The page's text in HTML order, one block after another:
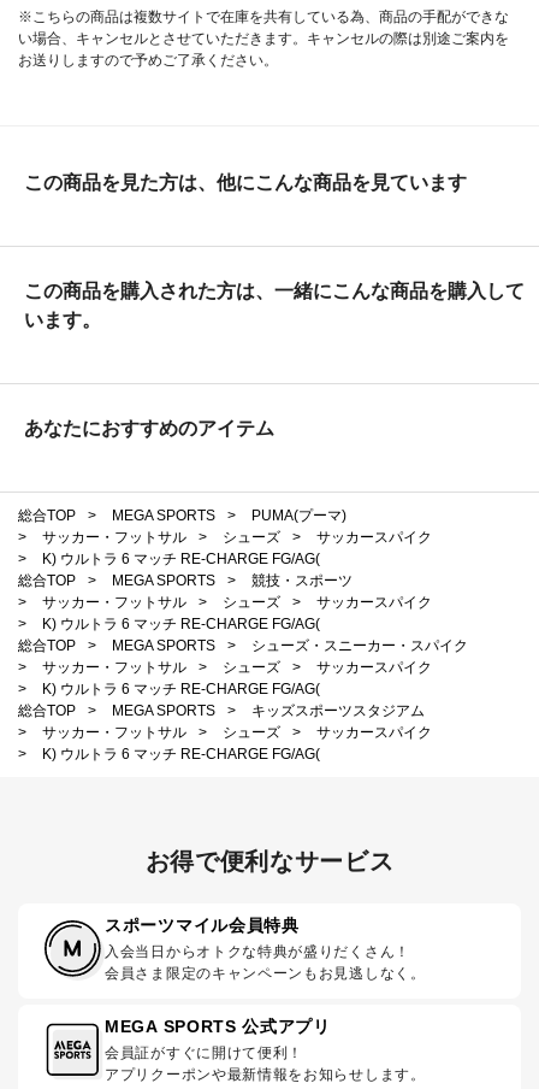
※こちらの商品は複数サイトで在庫を共有している為、商品の手配ができな
い場合、キャンセルとさせていただきます。キャンセルの際は別途ご案内を
お送りしますので予めご了承ください。
この商品を見た方は、他にこんな商品を見ています
この商品を購入された方は、一緒にこんな商品を購入して
います。
あなたにおすすめのアイテム
総合TOP > MEGA SPORTS >
PUMA(プーマ)
>
サッカー・フットサル > シューズ >
サッカースパイク
>
K) ウルトラ 6 マッチ RE-CHARGE FG/AG(
総合TOP
> MEGA SPORTS >
競技・スポーツ
>
サッカー・フットサル > シューズ >
サッカースパイク
>
K) ウルトラ 6 マッチ RE-CHARGE FG/AG(
総合TOP
> MEGA SPORTS >
シューズ・スニーカー・スパイク
>
サッカー・フットサル > シューズ >
サッカースパイク
>
K) ウルトラ 6 マッチ RE-CHARGE FG/AG(
総合TOP
> MEGA SPORTS >
キッズスポーツスタジアム
>
サッカー・フットサル > シューズ >
サッカースパイク
>
K) ウルトラ 6 マッチ RE-CHARGE FG/AG(
お得で便利なサービス
スポーツマイル会員特典
入会当日からオトクな特典が盛りだくさん！
会員さま限定のキャンペーンもお見逃しなく。
MEGA SPORTS 公式アプリ
会員証がすぐに開けて便利！
アプリクーポンや最新情報をお知らせします。